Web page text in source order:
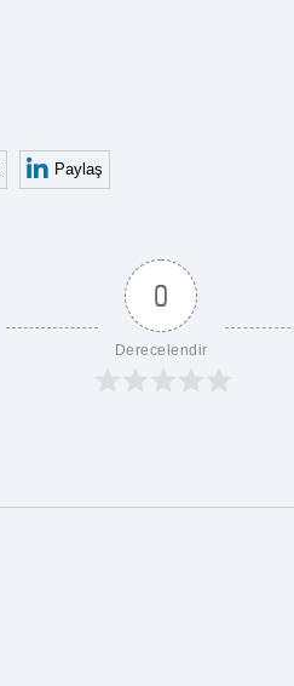
Paylaş
0
Derecelendir